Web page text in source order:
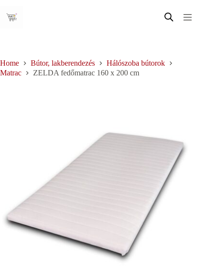
content
Home Bútor, lakberendezés
Hálószoba bútorok
Matrac
ZELDA fedőmatrac 160 x 200 cm